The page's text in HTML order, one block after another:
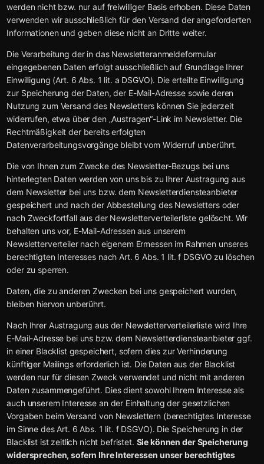
werden nicht bzw. nur auf freiwilliger Basis erhoben. Diese Daten
verwenden wir ausschließlich für den Versand der angeforderten
Informationen und geben diese nicht an Dritte weiter.
Die Verarbeitung der in das Newsletteranmeldeformular
eingegebenen Daten erfolgt ausschließlich auf Grundlage Ihrer
Einwilligung (Art. 6 Abs. 1 lit. a DSGVO). Die erteilte Einwilligung
zur Speicherung der Daten, der E-Mail-Adresse sowie deren
Nutzung zum Versand des Newsletters können Sie jederzeit
widerrufen, etwa über den „Austragen“-Link im Newsletter. Die
Rechtmäßigkeit der bereits erfolgten
Datenverarbeitungsvorgänge bleibt vom Widerruf unberührt.
Die von Ihnen zum Zwecke des Newsletter-Bezugs bei uns
hinterlegten Daten werden von uns bis zu Ihrer Austragung aus
dem Newsletter bei uns bzw. dem Newsletterdiensteanbieter
gespeichert und nach der Abbestellung des Newsletters oder
nach Zweckfortfall aus der Newsletterverteilerliste gelöscht. Wir
behalten uns vor, E-Mail-Adressen aus unserem
Newsletterverteiler nach eigenem Ermessen im Rahmen unseres
berechtigten Interesses nach Art. 6 Abs. 1 lit. f DSGVO zu löschen
oder zu sperren.
Daten, die zu anderen Zwecken bei uns gespeichert wurden,
bleiben hiervon unberührt.
Nach Ihrer Austragung aus der Newsletterverteilerliste wird Ihre
E-Mail-Adresse bei uns bzw. dem Newsletterdiensteanbieter ggf.
in einer Blacklist gespeichert, sofern dies zur Verhinderung
künftiger Mailings erforderlich ist. Die Daten aus der Blacklist
werden nur für diesen Zweck verwendet und nicht mit anderen
Daten zusammengeführt. Dies dient sowohl Ihrem Interesse als
auch unserem Interesse an der Einhaltung der gesetzlichen
Vorgaben beim Versand von Newslettern (berechtigtes Interesse
im Sinne des Art. 6 Abs. 1 lit. f DSGVO). Die Speicherung in der
Blacklist ist zeitlich nicht befristet. Sie können der Speicherung
widersprechen, sofern Ihre Interessen unser berechtigtes